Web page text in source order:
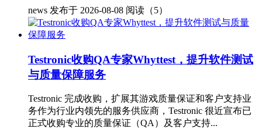
news 发布于 2026-08-08 阅读（5）
Testronic收购QA专家Whyttest，提升软件测试
与质量保障服务
Testronic 完成收购，扩展其游戏质量保证和客户支持业
务作为行业内领先的服务供应商，Testronic 很近宣布已
正式收购专业的质量保证（QA）及客户支持...